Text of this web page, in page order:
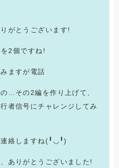
がとうございます!
2個ですね!
ますが電話
…その2編を作り上げて、
者信号にチャレンジしてみ
絡しますね(╹◡╹)
ありがとうございました!